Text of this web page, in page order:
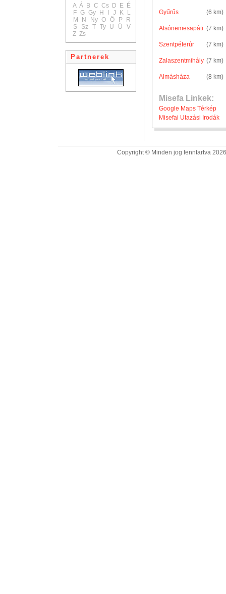
A Á B C Cs D E É
F G Gy H J K
L
M
N Ny O Ö P
R
S
Sz T Ty U Ü
V
Z Zs
Partnerek
Gyűrűs (6 km)
Alsónemesapáti (7 km)
Szentpéterúr (7 km)
Zalaszentmihály (7 km)
Almásháza (8 km)
Misefa Linkek:
Google Maps Térkép
Misefai Utazási Irodák
Copyright © Minden jog fenntartva